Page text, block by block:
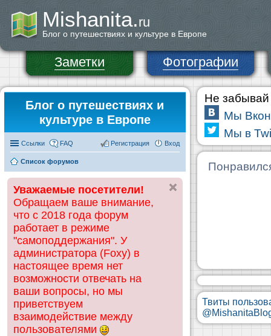
Mishanita.ru
Блог о путешествиях и культуре в Европе
Заметки Фотографии
Блог о путешествиях и
культуре в Европе
Ссылки FAQ Вход
Регистрация
Список форумов
Уважаемые посетители!
Обращаем ваше внимание,
что с 2018 года форум
работает в режиме
"самоподдержания". У
администратора (Foxy) в
настоящее время нет
возможности отвечать на
ваши вопросы, но мы
приветствуем
взаимодействие между
пользователями
Не забывай
Мы
Мы в
Твиты